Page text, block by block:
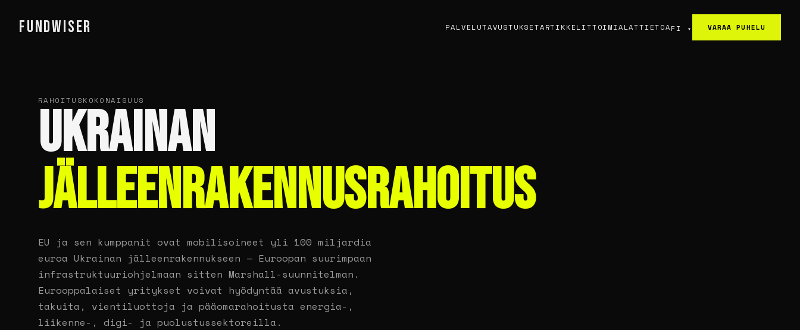
FUNDWISER PALVELUTAVUSTUKSETARTIKKELITTOIMIALATTIETOAFI ▾ VARAA PUHELU
RAHOITUSKOKONAISUUS
UKRAINAN
JÄLLEENRAKENNUSRAHOITUS
EU ja sen kumppanit ovat mobilisoineet yli 100 miljardia
euroa Ukrainan jälleenrakennukseen — Euroopan suurimpaan
infrastruktuuriohjelmaan sitten Marshall-suunnitelman.
Eurooppalaiset yritykset voivat hyödyntää avustuksia,
takuita, vientiluottoja ja pääomarahoitusta energia-,
liikenne-, digi- ja puolustussektoreilla.